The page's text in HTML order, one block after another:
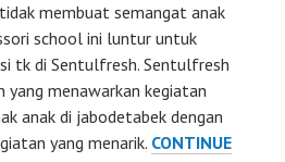
membuat semangat anak
school ini luntur untuk
tk di Sentulfresh. Sentulfresh
yang menawarkan kegiatan
anak di jabodetabek dengan
yang menarik. CONTINUE